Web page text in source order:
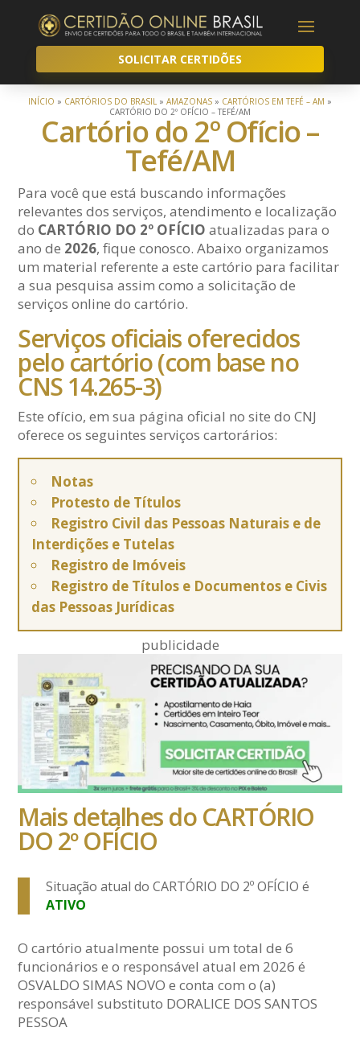
SOLICITAR CERTIDÕES
INÍCIO » CARTÓRIOS DO BRASIL » AMAZONAS » CARTÓRIOS EM TEFÉ – AM »
CARTÓRIO DO 2º OFÍCIO – TEFÉ/AM
Cartório do 2º Ofício –
Tefé/AM
Para você que está buscando informações
relevantes dos serviços, atendimento e localização
do CARTÓRIO DO 2º OFÍCIO atualizadas para o
ano de 2026, fique conosco. Abaixo organizamos
um material referente a este cartório para facilitar
a sua pesquisa assim como a solicitação de
serviços online do cartório.
Serviços oficiais oferecidos
pelo cartório (com base no
CNS 14.265-3)
Este ofício, em sua página oficial no site do CNJ
oferece os seguintes serviços cartorários:
Notas
Protesto de Títulos
Registro Civil das Pessoas Naturais e de
Interdições e Tutelas
Registro de Imóveis
Registro de Títulos e Documentos e Civis
das Pessoas Jurídicas
publicidade
Mais detalhes do CARTÓRIO
DO 2º OFÍCIO
Situação atual do CARTÓRIO DO 2º OFÍCIO é
ATIVO
O cartório atualmente possui um total de 6
funcionários e o responsável atual em 2026 é
OSVALDO SIMAS NOVO e conta com o (a)
responsável substituto DORALICE DOS SANTOS
PESSOA